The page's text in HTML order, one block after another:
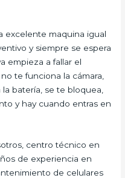
excelente maquina igual
y siempre se espera
empieza a fallar el
te funciona la cámara,
batería, se te bloquea,
y hay cuando entras en
centro técnico en
de experiencia en
de celulares